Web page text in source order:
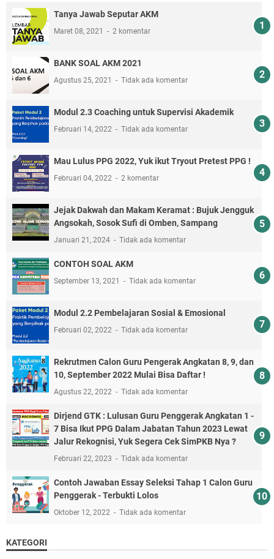
Tanya Jawab Seputar AKM
Maret 08, 2021 2 komentar
BANK SOAL AKM 2021
Agustus 25, 2021 Tidak ada komentar
Modul 2.3 Coaching untuk Supervisi Akademik
Februari 14, 2022 Tidak ada komentar
Mau Lulus PPG 2022, Yuk ikut Tryout Pretest PPG !
Februari 04, 2022 2 komentar
Jejak Dakwah dan Makam Keramat : Bujuk Jengguk
Angsokah, Sosok Sufi di Omben, Sampang
Januari 21, 2024 Tidak ada komentar
CONTOH SOAL AKM
September 13, 2021 Tidak ada komentar
Modul 2.2 Pembelajaran Sosial & Emosional
Februari 02, 2022 Tidak ada komentar
Rekrutmen Calon Guru Pengerak Angkatan 8, 9, dan
10, September 2022 Mulai Bisa Daftar !
Agustus 22, 2022 Tidak ada komentar
Dirjend GTK : Lulusan Guru Penggerak Angkatan 1 -
7 Bisa Ikut PPG Dalam Jabatan Tahun 2023 Lewat
Jalur Rekognisi, Yuk Segera Cek SimPKB Nya ?
Februari 22, 2023 Tidak ada komentar
Contoh Jawaban Essay Seleksi Tahap 1 Calon Guru
Penggerak - Terbukti Lolos
Oktober 12, 2022 Tidak ada komentar
KATEGORI